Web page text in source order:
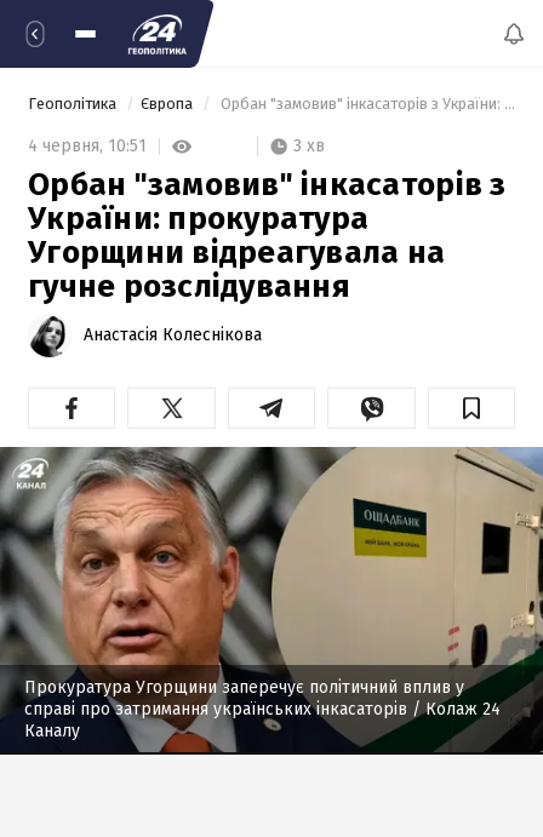
Геополітика Європа Орбан "замовив" інкасаторів з України: прокуратура Угорщини відреагувала на гучне розслідування
4 червня, 10:51 3 хв
Орбан "замовив" інкасаторів з
України: прокуратура
Угорщини відреагувала на
гучне розслідування
Анастасія Колеснікова
Прокуратура Угорщини заперечує політичний вплив у
справі про затримання українських інкасаторів / Колаж 24
Каналу